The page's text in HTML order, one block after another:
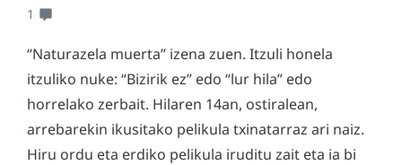
1
“Naturazela muerta” izena zuen. Itzuli honela
itzuliko nuke: “Bizirik ez” edo “lur hila” edo
horrelako zerbait. Hilaren 14an, ostiralean,
arrebarekin ikusitako pelikula txinatarraz ari naiz.
Hiru ordu eta erdiko pelikula iruditu zait eta ia bi